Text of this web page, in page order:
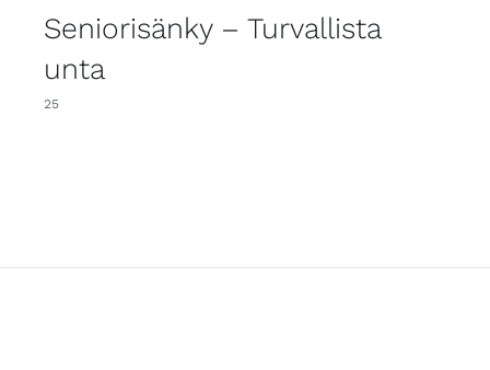
Seniorisänky – Turvallista
unta
25